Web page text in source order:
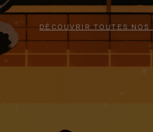
DÉCOUVRIR TOUTES